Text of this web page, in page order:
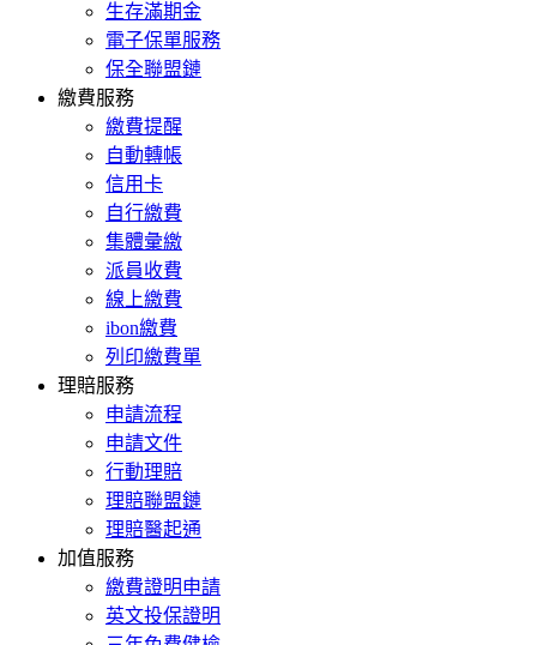
生存滿期金
電子保單服務
保全聯盟鏈
繳費服務
繳費提醒
自動轉帳
信用卡
自行繳費
集體彙繳
派員收費
線上繳費
ibon繳費
列印繳費單
理賠服務
申請流程
申請文件
行動理賠
理賠聯盟鏈
理賠醫起通
加值服務
繳費證明申請
英文投保證明